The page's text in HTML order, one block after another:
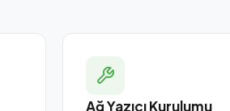
Ağ Yazıcı Kurulumu